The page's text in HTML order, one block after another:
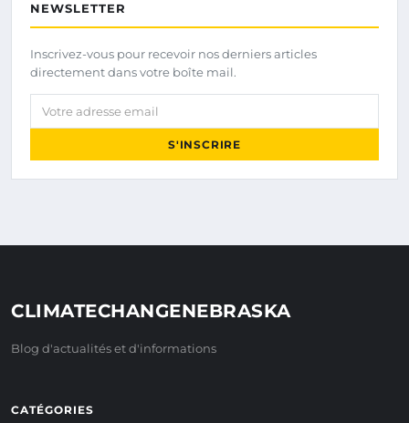
NEWSLETTER
Inscrivez-vous pour recevoir nos derniers articles
directement dans votre boîte mail.
Votre adresse email
S'INSCRIRE
CLIMATECHANGENEBRASKA
Blog d'actualités et d'informations
CATÉGORIES